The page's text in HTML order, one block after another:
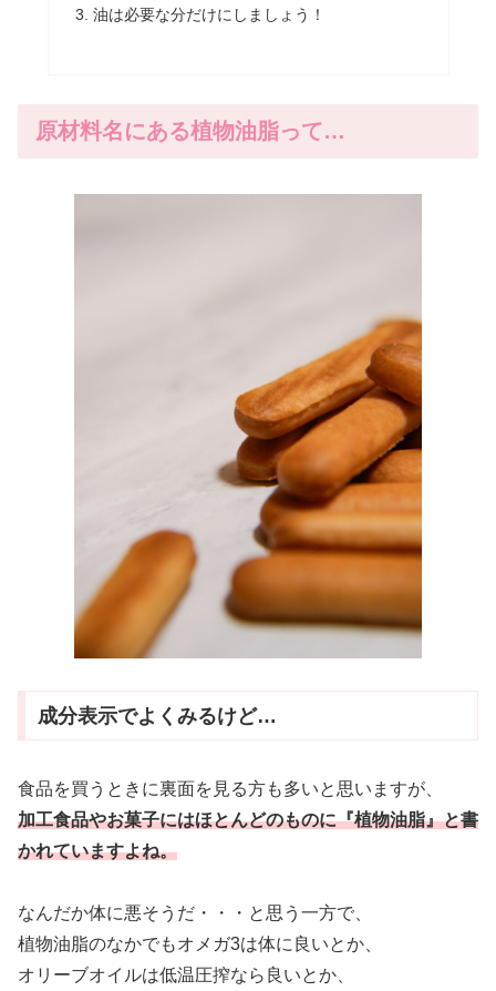
油は必要な分だけにしましょう！
原材料名にある植物油脂って…
成分表示でよくみるけど…
食品を買うときに裏面を見る方も多いと思いますが、
加工食品やお菓子にはほとんどのものに『植物油脂』と書
かれていますよね。
なんだか体に悪そうだ・・・と思う一方で、
植物油脂のなかでもオメガ3は体に良いとか、
オリーブオイルは低温圧搾なら良いとか、